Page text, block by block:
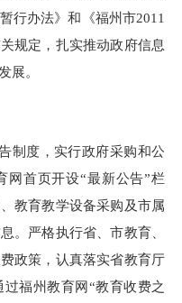
行办法》和《福州市2011
规定，扎实推动政府信息
展。
制度，实行政府采购和公
网首页开设“最新公告”栏
教育教学设备采购及市属
。 严格执行省、市教育、
政策，认真落实省教育厅
福州教育网“教育收费之